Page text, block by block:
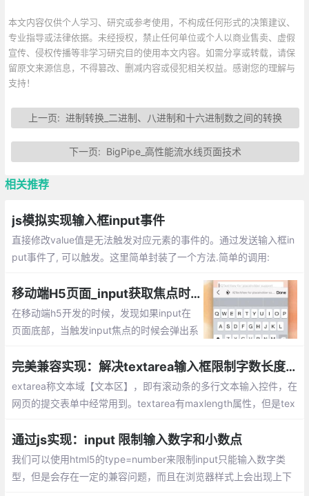
本文内容仅供个人学习、研究或参考使用，不构成任何形式的决策建议、
专业指导或法律依据。未经授权，禁止任何单位或个人以商业售卖、虚假
宣传、侵权传播等非学习研究目的使用本文内容。如需分享或转载，请保
留原文来源信息，不得篡改、删减内容或侵犯相关权益。感谢您的理解与
支持！
上一页: 进制转换_二进制、八进制和十六进制数之间的转换
下一页: BigPipe_高性能流水线页面技术
相关推荐
js模拟实现输入框input事件
直接修改value值是无法触发对应元素的事件的。通过发送输入框in
put事件了, 可以触发。这里简单封装了一个方法.简单的调用:
移动端H5页面_input获取焦点时，虚拟键盘挡住input输入框解决方法
在移动端h5开发的时候，发现如果input在
页面底部，当触发input焦点的时候会弹出系
这会很影响用户体验，于是在网上找到了如
下的解决办法
完美兼容实现：解决textarea输入框限制字数长度(带统计功能)
extarea称文本域【文本区】，即有滚动条的多行文本输入控件，在
网页的提交表单中经常用到。textarea有maxlength属性，但是tex
问题呢？
通过js实现：input 限制输入数字和小数点
我们可以使用html5的type=number来限制input只能输入数字类
型，但是会存在一定的兼容问题，而且在浏览器样式上会出现上下